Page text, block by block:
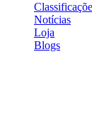
Notícias
Loja
Blogs